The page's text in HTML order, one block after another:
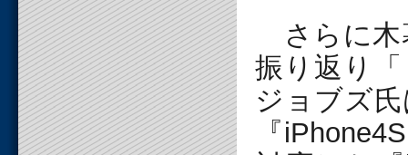
さらに木
振り返り
ジョブズ
『